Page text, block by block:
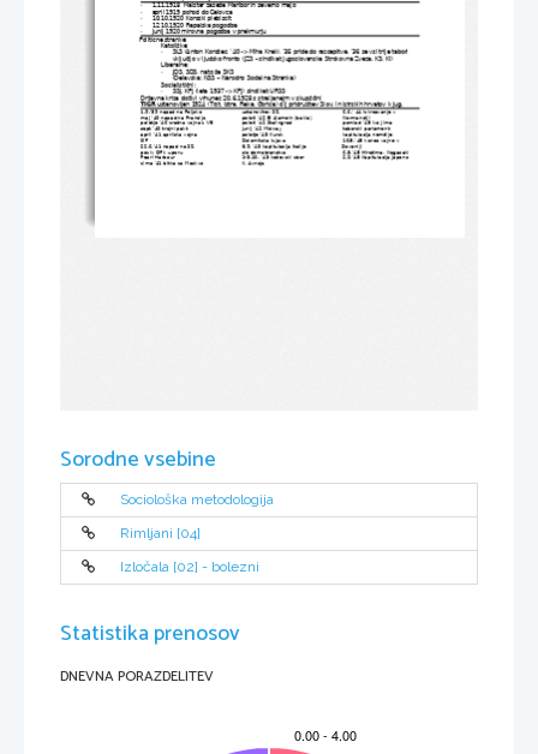
-
1.11.1918  Maister zasede Maribor in severno mejo
-
april 1919 pohod do Celovca
-
10.10.1920 Koroski plebiscit
-
12.10.1920 Rapalska pogodba
-
junij 1920 mirovna pogodba v prekmurju
Politicne stranke:
Katoliške:
-
SLS (Anton Korošec, ’40 -> Miha Krek), ’35 pride do razcepitve, ’36 se vsi trije tabori
vključijo v ljudsko fronto (JZS – sindikat Jugoslovanska Strokovna Zveza, KS, KI)
Liberalne:
-
JDS, SDS, nato še SKS
(Delavska: NSS – Narodno Socialna Stranka)
Socialistični:
-
SSJ, KPJ (leta 1937 -> KPJ) sindikat URSS
Državna kriza doživi vrhunec 20.6.1928 s straljanejm v skupščini
TIGR ustanovljen 1924 (Trst, Istra, Reka, Gorica) cilj pridruzitev Slov. in istrskih hrvatov k Jug.
1.9.’39 napad na Poljsko
maj ’40 napad na Francijo
poletje ’40 zračna vojna z VB
sept ’40 trojni pakt
april ’41 aprilska vojna
OF
22.6.’41 napad na SZ
poziv OF k uporu
Pearl Harbour
zima ’41 bitka za Moskvo
ustanovitev SZ
poleti ’42 El Alamein (bakla)
poleti ’42 Stalingrad
junij ’42 Midway
poletje ’43 Kursk
Dolomitska izjava
8.9. ’43 kapitulacija Italije
slo domobranstvo
1-3.10. ’43 kočevski zbor
II. Avnoja
6.6.’ 44 izkrcavanje v
Normandiji
pomlad ’45 Ivo Jima
taborski parlament
kapitulacija nemčije
10.5.’45 konec vojne v
Sloveniji
6.8.’45 Hirošima, Nagasaki
2.9.’45 Kapitulacija Japons
Sorodne vsebine
Sociološka metodologija
Rimljani [04]
Izločala [02] - bolezni
Statistika prenosov
DNEVNA PORAZDELITEV